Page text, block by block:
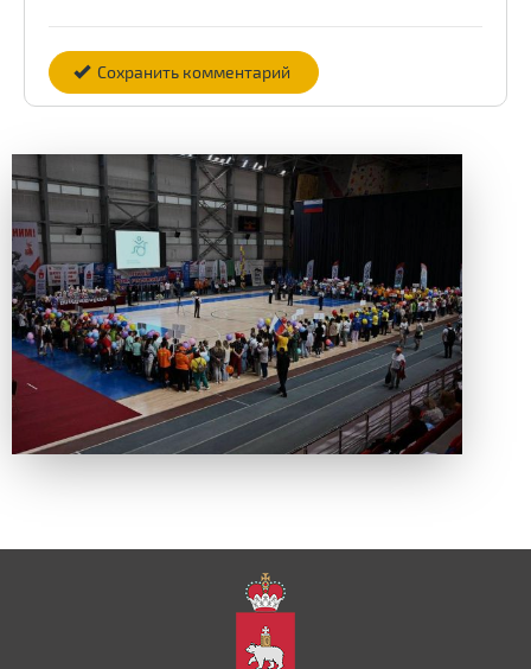
Сохранить комментарий